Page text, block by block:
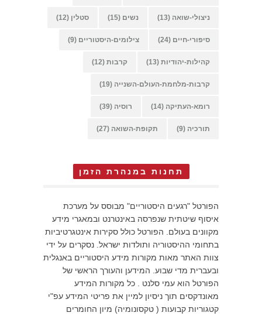
ניצולי-שואה (13) נשים (15) סטלין (12)
סיפורי-חיים (24) צילומים-היסטוריים (9)
קהילות-יהודיות (13) קרבות (12)
קרבות-מלחמת-העולם-השנייה (19)
רומא-העתיקה (14) רוסיה (39)
תורכיה (9) תקופת-השואה (27)
תחנות במנהרת הזמן
הפורטל "רגעים היסטוריים" מבוסס על מערכת
איסוף שיטתית שנפרסה באינטרנט ובמאגרי מידע
מקוונים בעולם. הפורטל כולל סקירות אינטגרטיביות
בתחומי ההיסטוריה ותולדות ישראל. נסקרים על ידי
צוות האתר מאות מקורות מידע היסטוריים באנגלית
ובעברית מדי שבוע. המידען והעורך הראשי של
הפורטל הוא עמי סלנט . כל מקורות המידע
מאונדקסים תוך ניסיון למיין את פריטי המידע עפ"י
קטגוריות קבועות ( טקסונומיה) מיון החומרים